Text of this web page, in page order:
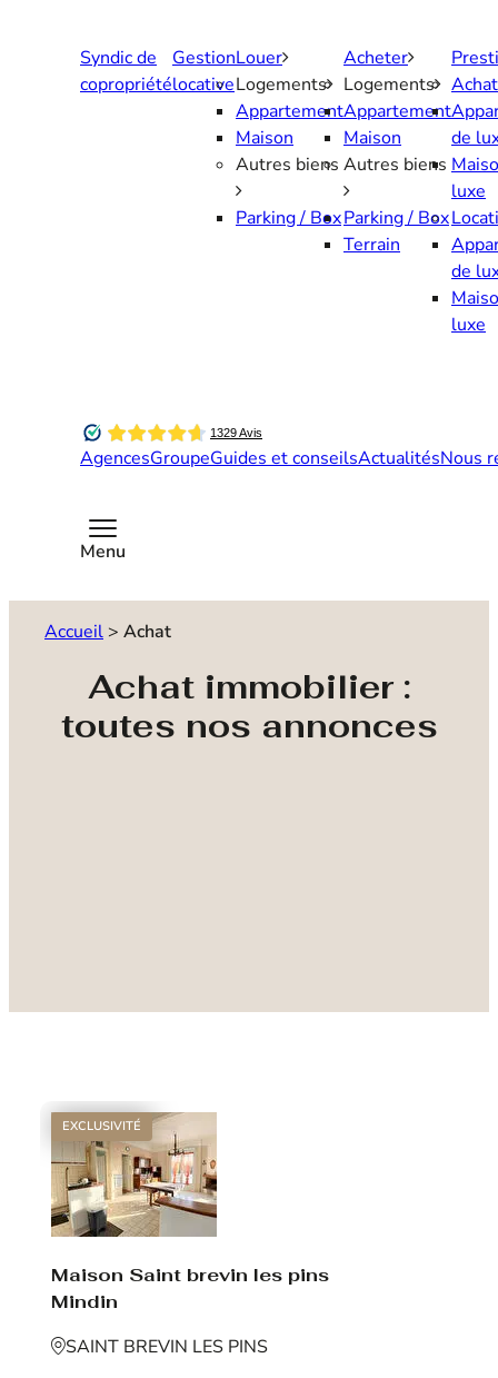
Syndic de
copropriété
Gestion
locative
Louer
Logements
Appartement
Maison
Autres biens
Parking / Box
Acheter
Logements
Appartement
Maison
Autres biens
Parking / Box
Terrain
Achat
de
luxe
de
luxe
AgencesGroupeGuides et conseilsActualitésNous
Menu
Accueil > Achat
Achat immobilier :
toutes nos annonces
EXCLUSIVITÉ
Maison Saint brevin les pins
Mindin
SAINT BREVIN LES PINS